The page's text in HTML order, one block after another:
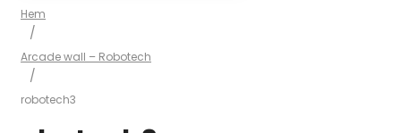
Hem
/
Arcade wall – Robotech
/
robotech3